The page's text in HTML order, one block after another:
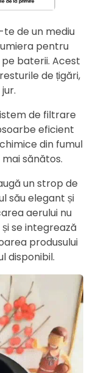
te de un mediu
pentru
baterii. Acest
de țigări,
de filtrare
eficient
din fumul
sănătos.
un strop de
său elegant și
aerului nu
se integrează
produsului
disponibil.